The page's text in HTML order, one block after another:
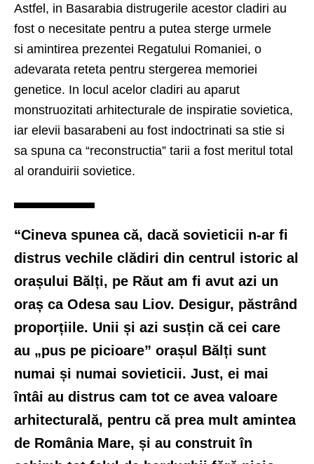
Astfel, in Basarabia distrugerile acestor cladiri au
fost o necesitate pentru a putea sterge urmele
si amintirea prezentei Regatului Romaniei, o
adevarata reteta pentru stergerea memoriei
genetice. In locul acelor cladiri au aparut
monstruozitati arhitecturale de inspiratie sovietica,
iar elevii basarabeni au fost indoctrinati sa stie si
sa spuna ca “reconstructia” tarii a fost meritul total
al oranduirii sovietice.
“Cineva spunea că, dacă sovieticii n-ar fi
distrus vechile clădiri din centrul istoric al
orașului Bălți, pe Răut am fi avut azi un
oraș ca Odesa sau Liov. Desigur, păstrând
proporțiile. Unii și azi susțin că cei care
au „pus pe picioare” orașul Bălți sunt
numai și numai sovieticii. Just, ei mai
întâi au distrus cam tot ce avea valoare
arhitecturală, pentru că prea mult amintea
de România Mare, și au construit în